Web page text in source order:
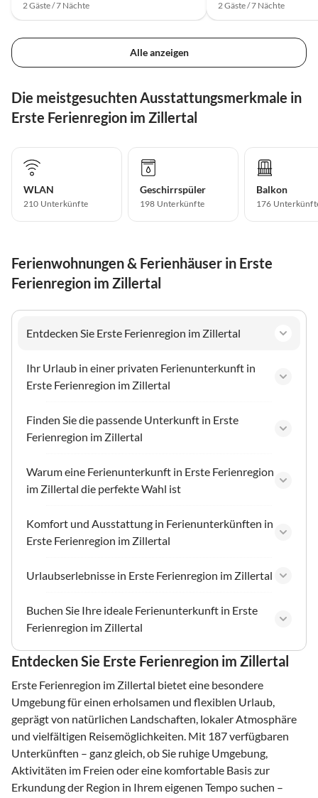
2 Gäste / 7 Nächte 2 Gäste / 7 Nächte
Alle anzeigen
Die meistgesuchten Ausstattungsmerkmale in
Erste Ferienregion im Zillertal
WLAN
210 Unterkünfte
Geschirrspüler
198 Unterkünfte
Balkon
176
Ferienwohnungen & Ferienhäuser in Erste
Ferienregion im Zillertal
Entdecken Sie Erste Ferienregion im Zillertal
Ihr Urlaub in einer privaten Ferienunterkunft in
Erste Ferienregion im Zillertal
Finden Sie die passende Unterkunft in Erste
Ferienregion im Zillertal
Warum eine Ferienunterkunft in Erste Ferienregion
im Zillertal die perfekte Wahl ist
Komfort und Ausstattung in Ferienunterkünften in
Erste Ferienregion im Zillertal
Urlaubserlebnisse in Erste Ferienregion im Zillertal
Buchen Sie Ihre ideale Ferienunterkunft in Erste
Ferienregion im Zillertal
Entdecken Sie Erste Ferienregion im Zillertal
Erste Ferienregion im Zillertal bietet eine besondere
Umgebung für einen erholsamen und flexiblen Urlaub,
geprägt von natürlichen Landschaften, lokaler Atmosphäre
und vielfältigen Reisemöglichkeiten. Mit 187 verfügbaren
Unterkünften – ganz gleich, ob Sie ruhige Umgebung,
Aktivitäten im Freien oder eine komfortable Basis zur
Erkundung der Region in Ihrem eigenen Tempo suchen –